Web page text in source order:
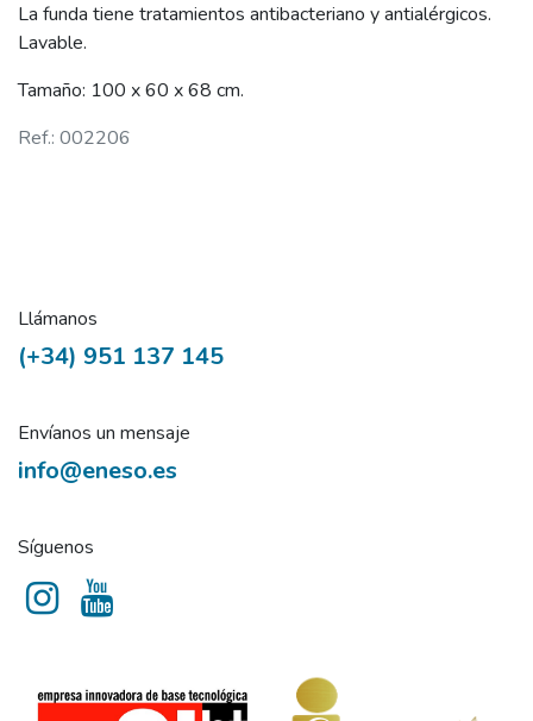
La funda tiene tratamientos antibacteriano y antialérgicos.
Lavable.
Tamaño: 100 x 60 x 68 cm.
Ref.: 002206
Llámanos
(+34) 951 137 145
Envíanos un mensaje
info@eneso.es
Síguenos